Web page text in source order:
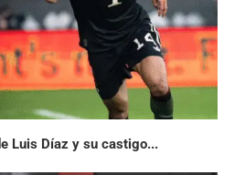
Luis Díaz y su castigo...